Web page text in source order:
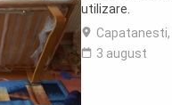
utilizare.
Capatanesti,
3 august